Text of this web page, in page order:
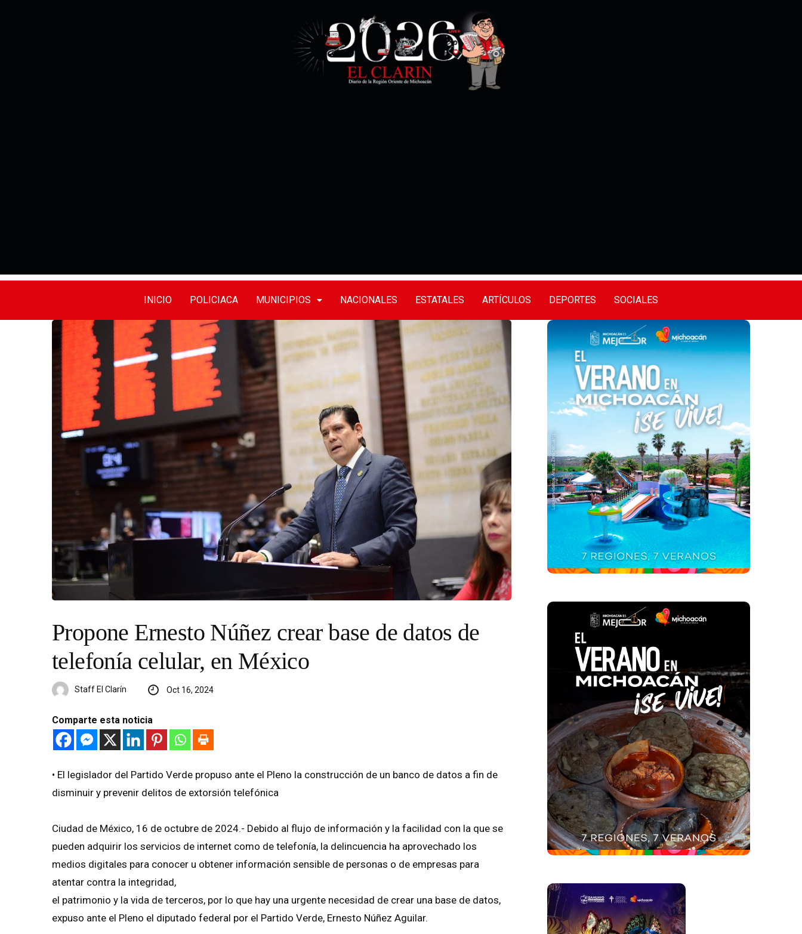
INICIO POLICIACA MUNICIPIOS NACIONALES ESTATALES ARTÍCULOS DEPORTES SOCIALES
Propone Ernesto Núñez crear base de datos de
telefonía celular, en México
Staff El Clarín Oct 16, 2024
Comparte esta noticia
•⁠ ⁠El legislador del Partido Verde propuso ante el Pleno la construcción de un banco de datos a fin de
disminuir y prevenir delitos de extorsión telefónica
Ciudad de México, 16 de octubre de 2024.- Debido al flujo de información y la facilidad con la que se
pueden adquirir los servicios de internet como de telefonía, la delincuencia ha aprovechado los
medios digitales para conocer u obtener información sensible de personas o de empresas para
atentar contra la integridad,
el patrimonio y la vida de terceros, por lo que hay una urgente necesidad de crear una base de datos,
expuso ante el Pleno el diputado federal por el Partido Verde, Ernesto Núñez Aguilar.